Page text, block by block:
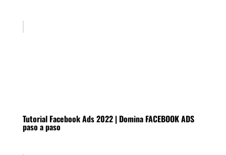
Tutorial Facebook Ads 2022 | Domina FACEBOOK ADS
paso a paso